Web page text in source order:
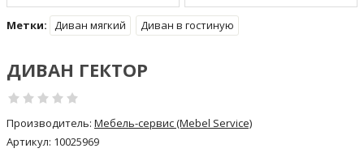
Метки: Диван мягкий Диван в гостиную
ДИВАН ГЕКТОР
Производитель: Мебель-сервис (Mebel Service)
Артикул: 10025969